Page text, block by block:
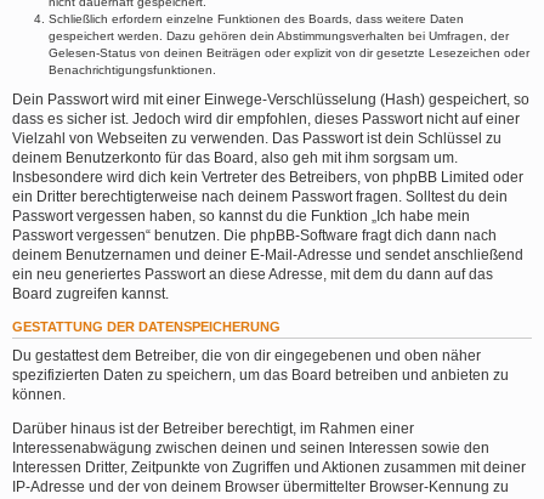
Schließlich erfordern einzelne Funktionen des Boards, dass weitere Daten
gespeichert werden. Dazu gehören dein Abstimmungsverhalten bei Umfragen, der
Gelesen-Status von deinen Beiträgen oder explizit von dir gesetzte Lesezeichen oder
Benachrichtigungsfunktionen.
Dein Passwort wird mit einer Einwege-Verschlüsselung (Hash) gespeichert, so
dass es sicher ist. Jedoch wird dir empfohlen, dieses Passwort nicht auf einer
Vielzahl von Webseiten zu verwenden. Das Passwort ist dein Schlüssel zu
deinem Benutzerkonto für das Board, also geh mit ihm sorgsam um.
Insbesondere wird dich kein Vertreter des Betreibers, von phpBB Limited oder
ein Dritter berechtigterweise nach deinem Passwort fragen. Solltest du dein
Passwort vergessen haben, so kannst du die Funktion „Ich habe mein
Passwort vergessen“ benutzen. Die phpBB-Software fragt dich dann nach
deinem Benutzernamen und deiner E-Mail-Adresse und sendet anschließend
ein neu generiertes Passwort an diese Adresse, mit dem du dann auf das
Board zugreifen kannst.
GESTATTUNG DER DATENSPEICHERUNG
Du gestattest dem Betreiber, die von dir eingegebenen und oben näher
spezifizierten Daten zu speichern, um das Board betreiben und anbieten zu
können.
Darüber hinaus ist der Betreiber berechtigt, im Rahmen einer
Interessenabwägung zwischen deinen und seinen Interessen sowie den
Interessen Dritter, Zeitpunkte von Zugriffen und Aktionen zusammen mit deiner
IP-Adresse und der von deinem Browser übermittelter Browser-Kennung zu